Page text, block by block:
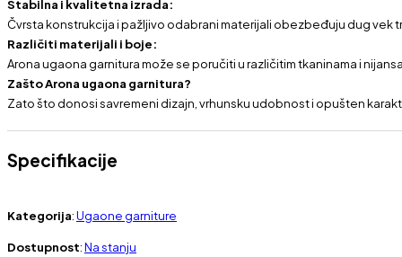
Čvrsta konstrukcija i pažljivo odabrani materijali obezbeđuju dug
Različiti materijali i boje:
Arona ugaona garnitura može se poručiti u različitim tkaninama i
Zašto Arona ugaona garnitura?
Zato što donosi savremeni dizajn, vrhunsku udobnost i opušten
Specifikacije
Kategorija:Ugaone garniture
Dostupnost:Na stanju